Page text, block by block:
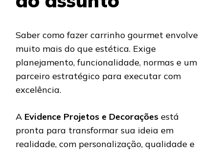
Saber como fazer carrinho gourmet envolve
muito mais do que estética. Exige
planejamento, funcionalidade, normas e um
parceiro estratégico para executar com
excelência.
A Evidence Projetos e Decorações está
pronta para transformar sua ideia em
realidade, com personalização, qualidade e